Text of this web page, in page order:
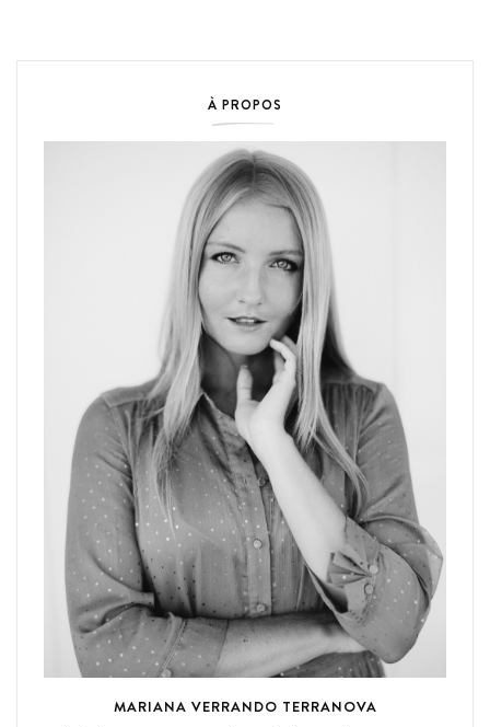
À PROPOS
MARIANA VERRANDO TERRANOVA